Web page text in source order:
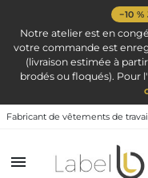
−10
Notre atelier est en
votre commande est
(livraison estimée à
brodés ou floqués). Pour
Fabricant de vêtements de

Vêtement de travail